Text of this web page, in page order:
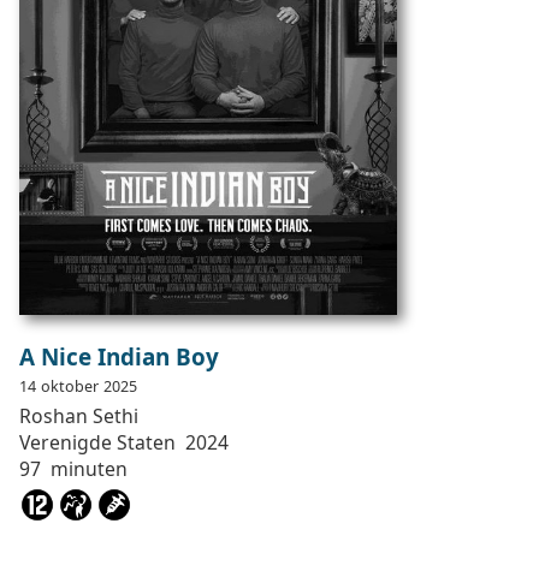
A Nice Indian Boy
14 oktober 2025
Roshan Sethi
Verenigde Staten 2024
97 minuten